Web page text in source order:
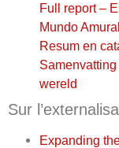
Full report –
Mundo
Resum en
wereld
Sur
Expanding